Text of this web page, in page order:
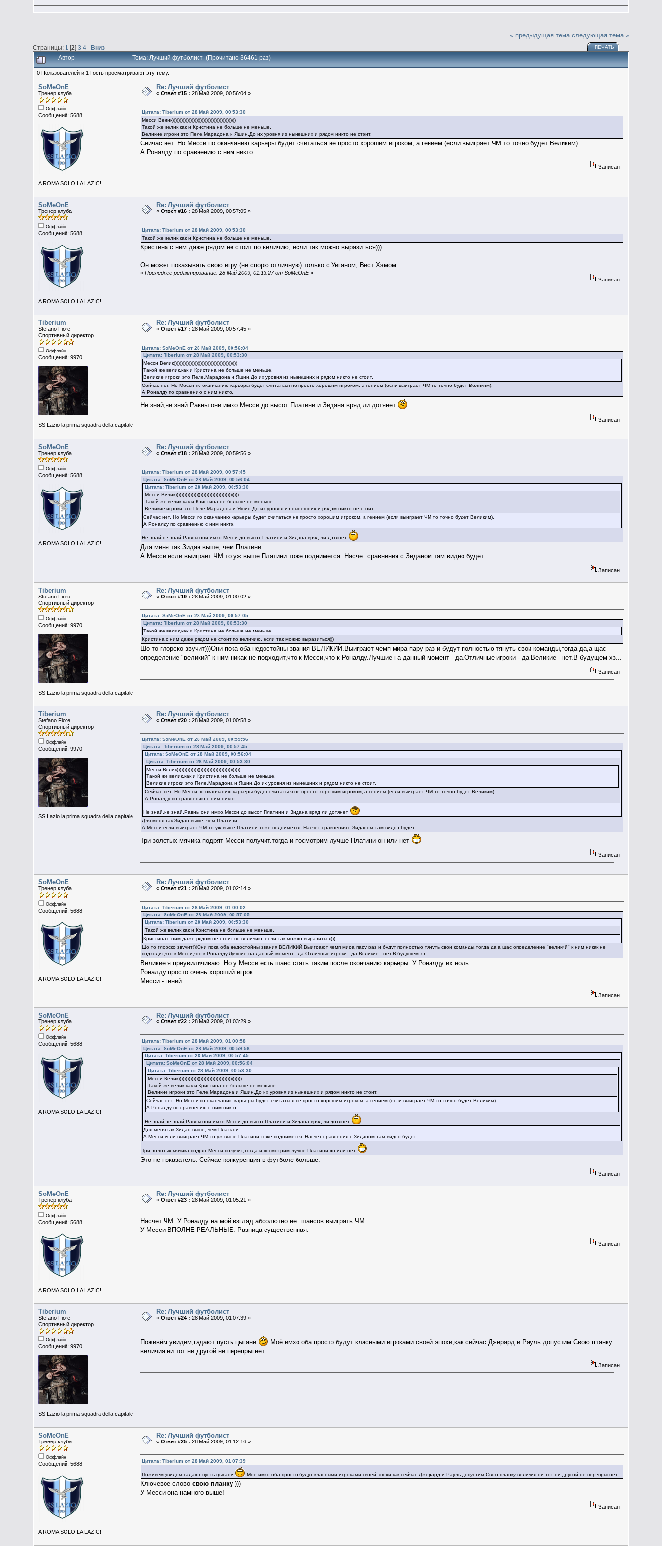
« предыдущая тема следующая тема »
Страницы: 1 [2]3 4 Вниз ПЕЧАТЬ
Автор Тема: Лучший футболист (Прочитано 36461 раз)
0 Пользователей и 1 Гость просматривают эту тему.
SoMeOnE
Тренер клуба
Оффлайн
Сообщений: 5688
A ROMA SOLO LA LAZIO!
Re: Лучший футболист
«Ответ #15 : 28 Май 2009, 00:56:04 »
Цитата: Tiberium от 28 Май 2009, 00:53:30
Месси Велик)))))))))))))))))))))))))))))))))))))))))))
Такой же велик,как и Кристина не больше не меньше.
Великие игроки это Пеле,Марадона и Яшин.До их уровня из нынешних и рядом никто не стоит.
Сейчас нет. Но Месси по оканчанию карьеры будет считаться не просто хорошим игроком, а гением (если выиграет ЧМ то точно будет Великим).
А Роналду по сравнению с ним никто.
Записан
SoMeOnE
Тренер клуба
Оффлайн
Сообщений: 5688
A ROMA SOLO LA LAZIO!
Re: Лучший футболист
«Ответ #16 : 28 Май 2009, 00:57:05 »
Цитата: Tiberium от 28 Май 2009, 00:53:30
Такой же велик,как и Кристина не больше не меньше.
Кристина с ним даже рядом не стоит по величию, если так можно выразиться)))
Он может показывать свою игру (не спорю отличную) только с Уиганом, Вест Хэмом...
« Последнее редактирование: 28 Май 2009, 01:13:27 от SoMeOnE»
Записан
Tiberium
Stefano Fiore
Спортивный директор
Оффлайн
Сообщений: 9970
SS Lazio la prima squadra della capitale
Re: Лучший футболист
«Ответ #17 : 28 Май 2009, 00:57:45 »
Цитата: SoMeOnE от 28 Май 2009, 00:56:04
Цитата: Tiberium от 28 Май 2009, 00:53:30
Месси Велик)))))))))))))))))))))))))))))))))))))))))))
Такой же велик,как и Кристина не больше не меньше.
Великие игроки это Пеле,Марадона и Яшин.До их уровня из нынешних и рядом никто не стоит.
Сейчас нет. Но Месси по оканчанию карьеры будет считаться не просто хорошим игроком, а гением (если выиграет ЧМ то точно будет Великим).
А Роналду по сравнению с ним никто.
Не знай,не знай.Равны они имхо.Месси до высот Платини и Зидана вряд ли дотянет
Записан
SoMeOnE
Тренер клуба
Оффлайн
Сообщений: 5688
A ROMA SOLO LA LAZIO!
Re: Лучший футболист
«Ответ #18 : 28 Май 2009, 00:59:56 »
Цитата: Tiberium от 28 Май 2009, 00:57:45
Цитата: SoMeOnE от 28 Май 2009, 00:56:04
Цитата: Tiberium от 28 Май 2009, 00:53:30
Месси Велик)))))))))))))))))))))))))))))))))))))))))))
Такой же велик,как и Кристина не больше не меньше.
Великие игроки это Пеле,Марадона и Яшин.До их уровня из нынешних и рядом никто не стоит.
Сейчас нет. Но Месси по оканчанию карьеры будет считаться не просто хорошим игроком, а гением (если выиграет ЧМ то точно будет Великим).
А Роналду по сравнению с ним никто.
Не знай,не знай.Равны они имхо.Месси до высот Платини и Зидана вряд ли дотянет
Для меня так Зидан выше, чем Платини.
А Месси если выиграет ЧМ то уж выше Платини тоже поднимется. Насчет сравнения с Зиданом там видно будет.
Записан
Tiberium
Stefano Fiore
Спортивный директор
Оффлайн
Сообщений: 9970
SS Lazio la prima squadra della capitale
Re: Лучший футболист
«Ответ #19 : 28 Май 2009, 01:00:02 »
Цитата: SoMeOnE от 28 Май 2009, 00:57:05
Цитата: Tiberium от 28 Май 2009, 00:53:30
Такой же велик,как и Кристина не больше не меньше.
Кристина с ним даже рядом не стоит по величию, если так можно выразиться)))
Шо то глорско звучит)))Они пока оба недостойны звания ВЕЛИКИЙ.Выиграют чемп мира пару раз и будут полностью тянуть свои команды,тогда да,а щас
определение "великий" к ним никак не подходит,что к Месси,что к Роналду.Лучшие на данный момент - да.Отличные игроки - да.Великие - нет.В будущем хз...
Записан
Tiberium
Stefano Fiore
Спортивный директор
Оффлайн
Сообщений: 9970
SS Lazio la prima squadra della capitale
Re: Лучший футболист
«Ответ #20 : 28 Май 2009, 01:00:58 »
Цитата: SoMeOnE от 28 Май 2009, 00:59:56
Цитата: Tiberium от 28 Май 2009, 00:57:45
Цитата: SoMeOnE от 28 Май 2009, 00:56:04
Цитата: Tiberium от 28 Май 2009, 00:53:30
Месси Велик)))))))))))))))))))))))))))))))))))))))))))
Такой же велик,как и Кристина не больше не меньше.
Великие игроки это Пеле,Марадона и Яшин.До их уровня из нынешних и рядом никто не стоит.
Сейчас нет. Но Месси по оканчанию карьеры будет считаться не просто хорошим игроком, а гением (если выиграет ЧМ то точно будет Великим).
А Роналду по сравнению с ним никто.
Не знай,не знай.Равны они имхо.Месси до высот Платини и Зидана вряд ли дотянет
Для меня так Зидан выше, чем Платини.
А Месси если выиграет ЧМ то уж выше Платини тоже поднимется. Насчет сравнения с Зиданом там видно будет.
Три золотых мячика подрят Месси получит,тогда и посмотрим лучше Платини он или нет
Записан
SoMeOnE
Тренер клуба
Оффлайн
Сообщений: 5688
A ROMA SOLO LA LAZIO!
Re: Лучший футболист
«Ответ #21 : 28 Май 2009, 01:02:14 »
Цитата: Tiberium от 28 Май 2009, 01:00:02
Цитата: SoMeOnE от 28 Май 2009, 00:57:05
Цитата: Tiberium от 28 Май 2009, 00:53:30
Такой же велик,как и Кристина не больше не меньше.
Кристина с ним даже рядом не стоит по величию, если так можно выразиться)))
Шо то глорско звучит)))Они пока оба недостойны звания ВЕЛИКИЙ.Выиграют чемп мира пару раз и будут полностью тянуть свои команды,тогда да,а щас определение "великий" к ним никак не
подходит,что к Месси,что к Роналду.Лучшие на данный момент - да.Отличные игроки - да.Великие - нет.В будущем хз...
Великие я преувиличиваю. Но у Месси есть шанс стать таким после окончанию карьеры. У Роналду их ноль.
Роналду просто очень хороший игрок.
Месси - гений.
Записан
SoMeOnE
Тренер клуба
Оффлайн
Сообщений: 5688
A ROMA SOLO LA LAZIO!
Re: Лучший футболист
«Ответ #22 : 28 Май 2009, 01:03:29 »
Цитата: Tiberium от 28 Май 2009, 01:00:58
Цитата: SoMeOnE от 28 Май 2009, 00:59:56
Цитата: Tiberium от 28 Май 2009, 00:57:45
Цитата: SoMeOnE от 28 Май 2009, 00:56:04
Цитата: Tiberium от 28 Май 2009, 00:53:30
Месси Велик)))))))))))))))))))))))))))))))))))))))))))
Такой же велик,как и Кристина не больше не меньше.
Великие игроки это Пеле,Марадона и Яшин.До их уровня из нынешних и рядом никто не стоит.
Сейчас нет. Но Месси по оканчанию карьеры будет считаться не просто хорошим игроком, а гением (если выиграет ЧМ то точно будет Великим).
А Роналду по сравнению с ним никто.
Не знай,не знай.Равны они имхо.Месси до высот Платини и Зидана вряд ли дотянет
Для меня так Зидан выше, чем Платини.
А Месси если выиграет ЧМ то уж выше Платини тоже поднимется. Насчет сравнения с Зиданом там видно будет.
Три золотых мячика подрят Месси получит,тогда и посмотрим лучше Платини он или нет
Это не показатель. Сейчас конкуренция в футболе больше.
Записан
SoMeOnE
Тренер клуба
Оффлайн
Сообщений: 5688
A ROMA SOLO LA LAZIO!
Re: Лучший футболист
«Ответ #23 : 28 Май 2009, 01:05:21 »
Насчет ЧМ. У Роналду на мой взгляд абсолютно нет шансов выиграть ЧМ.
У Месси ВПОЛНЕ РЕАЛЬНЫЕ. Разница существенная.
Записан
Tiberium
Stefano Fiore
Спортивный директор
Оффлайн
Сообщений: 9970
SS Lazio la prima squadra della capitale
Re: Лучший футболист
«Ответ #24 : 28 Май 2009, 01:07:39 »
Поживём увидем,гадают пусть цыгане
Моё имхо оба просто будут класными игроками своей эпохи,как сейчас Джерард и Рауль допустим.Свою планку
величия ни тот ни другой не перепрыгнет.
Записан
SoMeOnE
Тренер клуба
Оффлайн
Сообщений: 5688
A ROMA SOLO LA LAZIO!
Re: Лучший футболист
«Ответ #25 : 28 Май 2009, 01:12:16 »
Цитата: Tiberium от 28 Май 2009, 01:07:39
Поживём увидем,гадают пусть цыгане Моё имхо оба просто будут класными игроками своей эпохи,как сейчас Джерард и Рауль допустим.Свою планку величия ни тот ни другой не перепрыгнет.
Ключевое слово свою планку)))
У Месси она намного выше!
Записан